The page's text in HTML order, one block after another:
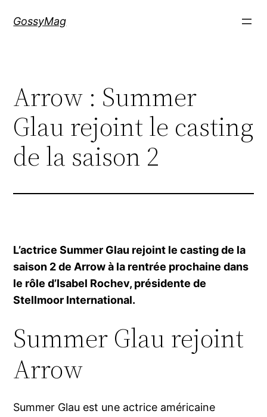
GossyMag
Arrow : Summer
Glau rejoint le casting
de la saison 2
L’actrice Summer Glau rejoint le casting de la
saison 2 de Arrow à la rentrée prochaine dans
le rôle d’Isabel Rochev, présidente de
Stellmoor International.
Summer Glau rejoint
Arrow
Summer Glau est une actrice américaine